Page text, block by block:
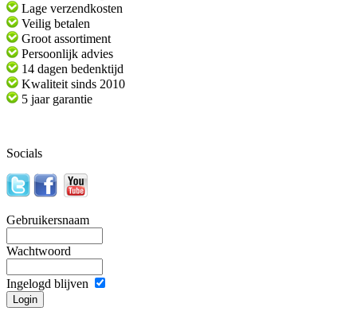
Lage verzendkosten
Veilig betalen
Groot assortiment
Persoonlijk advies
14 dagen bedenktijd
Kwaliteit sinds 2010
5 jaar garantie
Socials
Gebruikersnaam
Wachtwoord
Ingelogd blijven